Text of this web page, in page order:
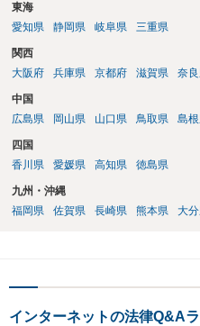
東海
愛知県
静岡県 岐阜県 三重県
関西
大阪府
兵庫県 京都府 滋賀県 奈
中国
広島県
岡山県 山口県 鳥取県 島
四国
香川県
愛媛県 高知県 徳島県
九州・沖縄
福岡県
佐賀県 長崎県 熊本県 大
インターネットの法律Q&A